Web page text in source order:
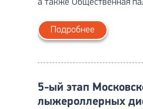
а также Общественная
Подробнее
5-ый этап
лыжероллерных